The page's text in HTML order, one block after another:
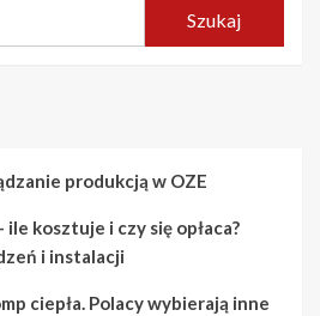
produkcją w OZE
ile kosztuje i czy się opłaca?
i instalacji
ciepła. Polacy wybierają inne